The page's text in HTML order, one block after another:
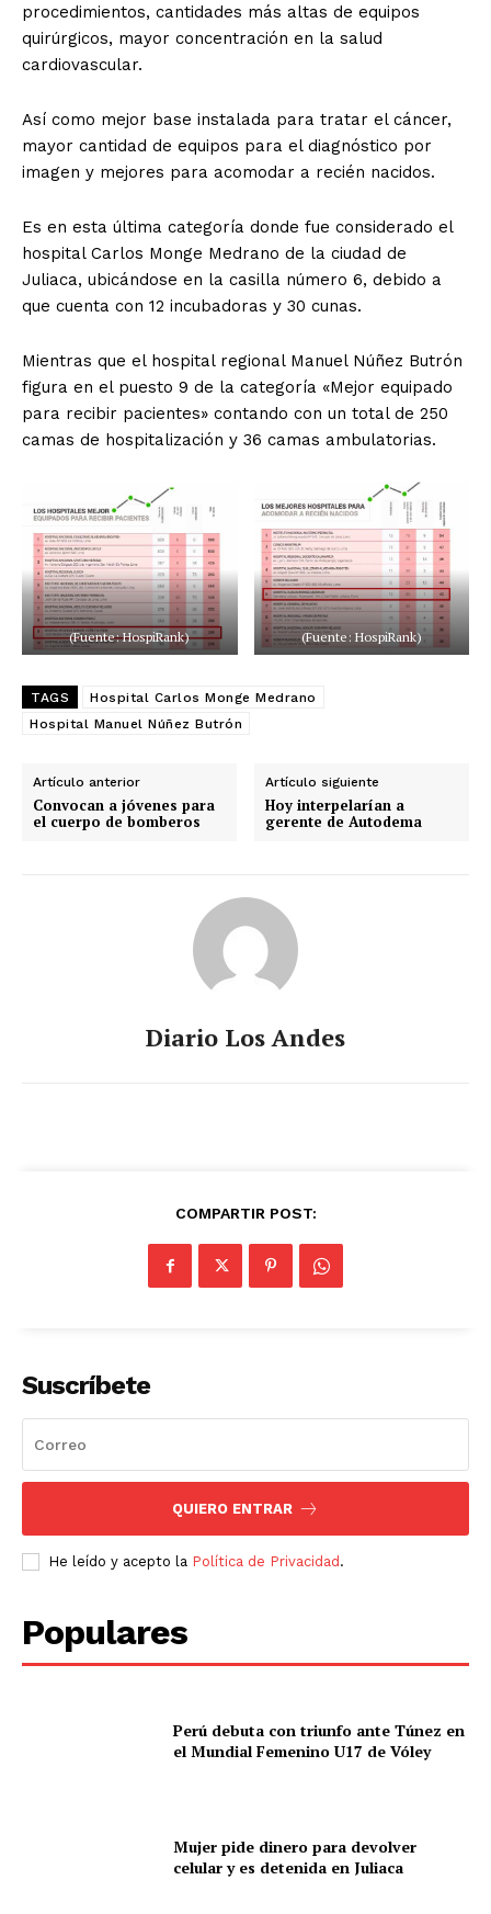
procedimientos, cantidades más altas de equipos
quirúrgicos, mayor concentración en la salud
cardiovascular.
Así como mejor base instalada para tratar el cáncer,
mayor cantidad de equipos para el diagnóstico por
imagen y mejores para acomodar a recién nacidos.
Es en esta última categoría donde fue considerado el
hospital Carlos Monge Medrano de la ciudad de
Juliaca, ubicándose en la casilla número 6, debido a
que cuenta con 12 incubadoras y 30 cunas.
Mientras que el hospital regional Manuel Núñez Butrón
figura en el puesto 9 de la categoría «Mejor equipado
para recibir pacientes» contando con un total de 250
camas de hospitalización y 36 camas ambulatorias.
(Fuente: HospiRank) (Fuente: HospiRank)
TAGS
Hospital Carlos Monge Medrano
Hospital Manuel Núñez Butrón
Artículo anterior
Convocan a jóvenes para
el cuerpo de bomberos
Artículo siguiente
Hoy interpelarían a
gerente de Autodema
Diario Los Andes
COMPARTIR POST:
Suscríbete
QUIERO ENTRAR
He leído y acepto la Política de Privacidad .
Populares
Perú debuta con triunfo ante Túnez en
el Mundial Femenino U17 de Vóley
Mujer pide dinero para devolver
celular y es detenida en Juliaca